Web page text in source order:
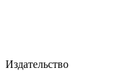
Издательство